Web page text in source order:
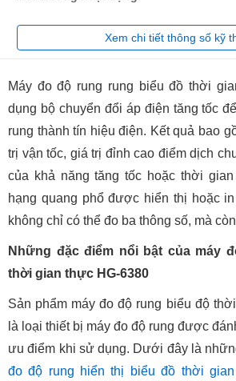
Xem chi tiết thông số kỹ
Máy đo độ rung rung biểu đồ thời
dụng bộ chuyển đổi áp điện tăng tốc
rung thành tín hiệu điện. Kết quả bao
trị vận tốc, giá trị đỉnh cao điểm dịch
của khả năng tăng tốc hoặc thời
hạng quang phổ được hiển thị hoặc
không chỉ có thể đo ba thông số, mà
Những đặc điểm nổi bật của máy
thời gian thực HG-6380
Sản phẩm máy đo độ rung biểu độ
là loại thiết bị máy đo độ rung được
ưu điểm khi sử dụng. Dưới đây là
đo độ rung hiển thị biểu đồ thời